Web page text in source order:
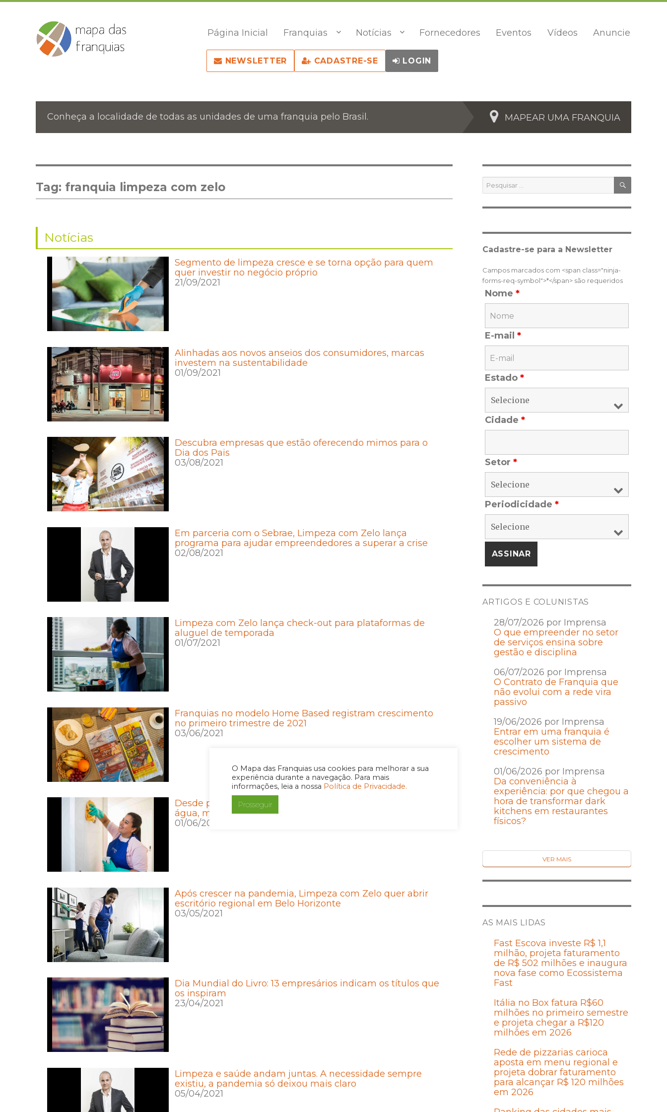
O Mapa das Franquias usa cookies para melhorar a sua
experiência durante a navegação. Para mais
informações, leia a nossa Política de Privacidade.
Prosseguir
Página Inicial Franquias Notícias Fornecedores Eventos Vídeos Anuncie
NEWSLETTER CADASTRE-SE LOGIN
Conheça a localidade de todas as unidades de uma franquia pelo Brasil. MAPEAR UMA FRANQUIA
Tag: franquia limpeza com zelo
Notícias
Segmento de limpeza cresce e se torna opção para quem
quer investir no negócio próprio
21/09/2021
Alinhadas aos novos anseios dos consumidores, marcas
investem na sustentabilidade
01/09/2021
Descubra empresas que estão oferecendo mimos para o
Dia dos Pais
03/08/2021
Em parceria com o Sebrae, Limpeza com Zelo lança
programa para ajudar empreendedores a superar a crise
02/08/2021
Limpeza com Zelo lança check-out para plataformas de
aluguel de temporada
01/07/2021
Franquias no modelo Home Based registram crescimento
no primeiro trimestre de 2021
03/06/2021
Desde produtos ecológicos até o consumo consciente de
água, mercado cobra cuidados com o meio ambiente
01/06/2021
Após crescer na pandemia, Limpeza com Zelo quer abrir
escritório regional em Belo Horizonte
03/05/2021
Dia Mundial do Livro: 13 empresários indicam os títulos que
os inspiram
23/04/2021
Limpeza e saúde andam juntas. A necessidade sempre
existiu, a pandemia só deixou mais claro
05/04/2021
Pesquisar
por:
Cadastre-se para a Newsletter
Campos marcados com <span class="ninja-
forms-req-symbol">*</span> são requeridos
Nome *
E-mail *
Estado *
Cidade *
Setor *
Periodicidade *
ARTIGOS E COLUNISTAS
28/07/2026 por Imprensa
O que empreender no setor
de serviços ensina sobre
gestão e disciplina
06/07/2026 por Imprensa
O Contrato de Franquia que
não evolui com a rede vira
passivo
19/06/2026 por Imprensa
Entrar em uma franquia é
escolher um sistema de
crescimento
01/06/2026 por Imprensa
Da conveniência à
experiência: por que chegou a
hora de transformar dark
kitchens em restaurantes
físicos?
VER MAIS
AS MAIS LIDAS
Fast Escova investe R$ 1,1
milhão, projeta faturamento
de R$ 502 milhões e inaugura
nova fase como Ecossistema
Fast
Itália no Box fatura R$60
milhões no primeiro semestre
e projeta chegar a R$120
milhões em 2026
Rede de pizzarias carioca
aposta em menu regional e
projeta dobrar faturamento
para alcançar R$ 120 milhões
em 2026